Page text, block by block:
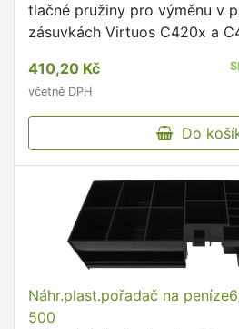
tlačné pružiny pro výměnu v
zásuvkách Virtuos C420x a
410,20 Kč
včetně DPH
Do
Náhr.plast.pořadač na
500